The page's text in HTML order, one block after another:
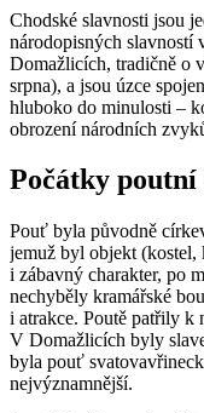
Chodské slavnosti jsou
národopisných slavností
Domažlicích, tradičně o
srpna), a jsou úzce
hluboko do minulosti –
obrození národních
Počátky
Pouť byla původně
jemuž byl objekt (kostel,
i zábavný charakter, po
nechyběly kramářské
i atrakce. Poutě patřily k
V Domažlicích byly
byla pouť
nejvýznamnější.